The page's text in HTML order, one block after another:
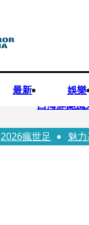
最新 娛樂
快訊
白海豚颱
快訊
AKIRA台
2026瘋世足 魅